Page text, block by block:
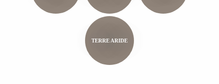
TERRE ARIDE